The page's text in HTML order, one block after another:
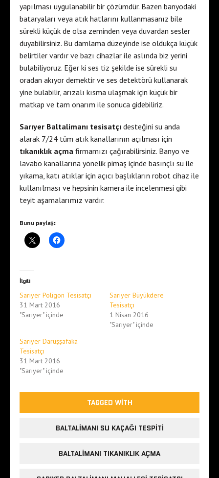
yapılması uygulanabilir bir çözümdür. Bazen banyodaki
bataryaları veya atık hatlarını kullanmasanız bile
sürekli küçük de olsa zeminden veya duvardan sesler
duyabilirsiniz. Bu damlama düzeyinde ise oldukça küçük
belirtiler vardır ve bazı cihazlar ile aslında biz yerini
bulabiliyoruz. Eğer ki ses tiz şekilde ise sürekli su
oradan akıyor demektir ve ses detektörü kullanarak
yine bulabilir, arızalı kısma ulaşmak için küçük bir
matkap ve tam onarım ile sonuca gidebiliriz.
Sarıyer Baltalimanı tesisatçı desteğini su anda
alarak 7/24 tüm atık kanallarının açılması için
tıkanıklık açma firmamızı çağırabilirsiniz. Banyo ve
lavabo kanallarına yönelik pimaş içinde basınçlı su ile
yıkama, katı atıklar için açıcı başlıkların robot cihaz ile
kullanılması ve hepsinin kamera ile incelenmesi gibi
teyit aşamalarımız vardır.
Bunu paylaş:
İlgili
Sarıyer Poligon Tesisatçı
31 Mart 2016
"Sarıyer" içinde
Sarıyer Büyükdere
Tesisatçı
1 Nisan 2016
"Sarıyer" içinde
Sarıyer Darüşşafaka
Tesisatçı
31 Mart 2016
"Sarıyer" içinde
TAGGED WITH
BALTALIMANI SU KAÇAĞI TESPITI
BALTALIMANI TIKANIKLIK AÇMA